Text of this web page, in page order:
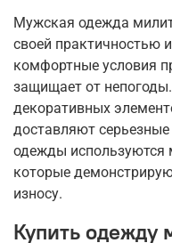
Мужская одежда
своей практичностью
комфортные условия
защищает от
декоративных
доставляют
одежды используются
которые
износу.
Купить одежду